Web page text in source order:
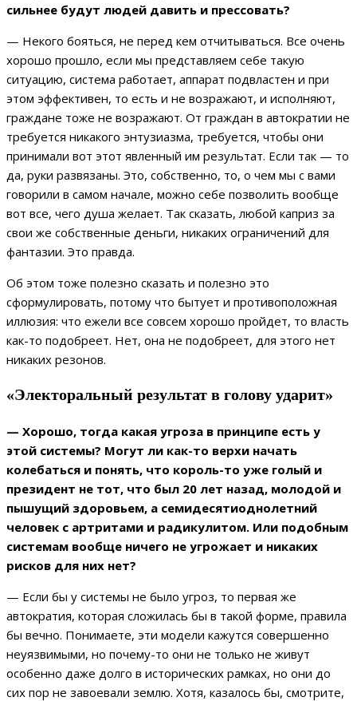
сильнее будут людей давить и прессовать?
— Некого бояться, не перед кем отчитываться. Все очень
хорошо прошло, если мы представляем себе такую
ситуацию, система работает, аппарат подвластен и при
этом эффективен, то есть и не возражают, и исполняют,
граждане тоже не возражают. От граждан в автократии не
требуется никакого энтузиазма, требуется, чтобы они
принимали вот этот явленный им результат. Если так — то
да, руки развязаны. Это, собственно, то, о чем мы с вами
говорили в самом начале, можно себе позволить вообще
вот все, чего душа желает. Так сказать, любой каприз за
свои же собственные деньги, никаких ограничений для
фантазии. Это правда.
Об этом тоже полезно сказать и полезно это
сформулировать, потому что бытует и противоположная
иллюзия: что ежели все совсем хорошо пройдет, то власть
как-то подобреет. Нет, она не подобреет, для этого нет
никаких резонов.
«Электоральный результат в голову ударит»
— Хорошо, тогда какая угроза в принципе есть у
этой системы? Могут ли как-то верхи начать
колебаться и понять, что король-то уже голый и
президент не тот, что был 20 лет назад, молодой и
пышущий здоровьем, а семидесятиоднолетний
человек с артритами и радикулитом. Или подобным
системам вообще ничего не угрожает и никаких
рисков для них нет?
— Если бы у системы не было угроз, то первая же
автократия, которая сложилась бы в такой форме, правила
бы вечно. Понимаете, эти модели кажутся совершенно
неуязвимыми, но почему-то они не только не живут
особенно даже долго в исторических рамках, но они до
сих пор не завоевали землю. Хотя, казалось бы, смотрите,